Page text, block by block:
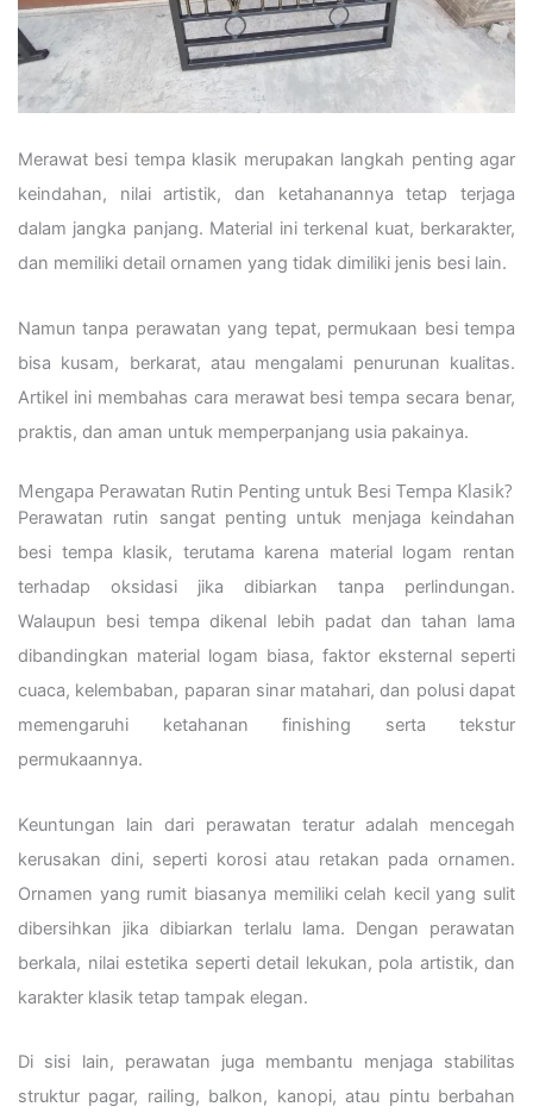
Merawat besi tempa klasik merupakan langkah penting agar
keindahan, nilai artistik, dan ketahanannya tetap terjaga
dalam jangka panjang. Material ini terkenal kuat, berkarakter,
dan memiliki detail ornamen yang tidak dimiliki jenis besi lain.
Namun tanpa perawatan yang tepat, permukaan besi tempa
bisa kusam, berkarat, atau mengalami penurunan kualitas.
Artikel ini membahas cara merawat besi tempa secara benar,
praktis, dan aman untuk memperpanjang usia pakainya.
Mengapa Perawatan Rutin Penting untuk Besi Tempa Klasik?
Perawatan rutin sangat penting untuk menjaga keindahan
besi tempa klasik, terutama karena material logam rentan
terhadap oksidasi jika dibiarkan tanpa perlindungan.
Walaupun besi tempa dikenal lebih padat dan tahan lama
dibandingkan material logam biasa, faktor eksternal seperti
cuaca, kelembaban, paparan sinar matahari, dan polusi dapat
memengaruhi ketahanan finishing serta tekstur
permukaannya.
Keuntungan lain dari perawatan teratur adalah mencegah
kerusakan dini, seperti korosi atau retakan pada ornamen.
Ornamen yang rumit biasanya memiliki celah kecil yang sulit
dibersihkan jika dibiarkan terlalu lama. Dengan perawatan
berkala, nilai estetika seperti detail lekukan, pola artistik, dan
karakter klasik tetap tampak elegan.
Di sisi lain, perawatan juga membantu menjaga stabilitas
struktur pagar, railing, balkon, kanopi, atau pintu berbahan